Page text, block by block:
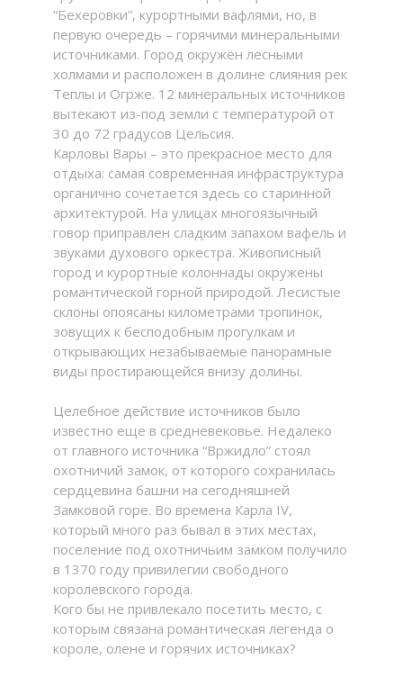
“Бехеровки”, курортными вафлями, но, в
первую очередь – горячими минеральными
источниками. Город окружён лесными
холмами и расположен в долине слияния рек
Теплы и Огрже. 12 минеральных источников
вытекают из-под земли с температурой от
30 до 72 градусов Цельсия.
Карловы Вары – это прекрасное место для
отдыха: самая современная инфраструктура
органично сочетается здесь со старинной
архитектурой. На улицах многоязычный
говор приправлен сладким запахом вафель и
звуками духового оркестра. Живописный
город и курортные колоннады окружены
романтической горной природой. Лесистые
склоны опоясаны километрами тропинок,
зовущих к бесподобным прогулкам и
открывающих незабываемые панорамные
виды простирающейся внизу долины.
Целебное действие источников было
известно еще в средневековье. Недалеко
от главного источника “Вржидло” стоял
охотничий замок, от которого сохранилась
сердцевина башни на сегодняшней
Замковой горе. Во времена Карла IV,
который много раз бывал в этих местах,
поселение под охотничьим замком получило
в 1370 году привилегии свободного
королевского города.
Кого бы не привлекало посетить место, с
которым связана романтическая легенда о
короле, олене и горячих источниках?